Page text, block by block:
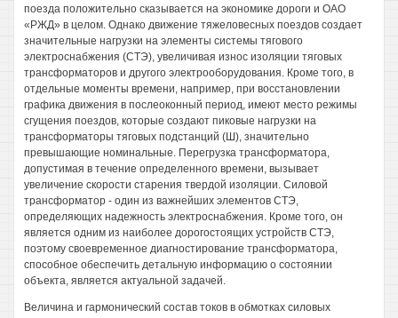
поезда положительно сказывается на экономике дороги и ОАО
«РЖД» в целом. Однако движение тяжеловесных поездов создает
значительные нагрузки на элементы системы тягового
электроснабжения (СТЭ), увеличивая износ изоляции тяговых
трансформаторов и другого электрооборудования. Кроме того, в
отдельные моменты времени, например, при восстановлении
графика движения в послеоконный период, имеют место режимы
сгущения поездов, которые создают пиковые нагрузки на
трансформаторы тяговых подстанций (Ш), значительно
превышающие номинальные. Перегрузка трансформатора,
допустимая в течение определенного времени, вызывает
увеличение скорости старения твердой изоляции. Силовой
трансформатор - один из важнейших элементов СТЭ,
определяющих надежность электроснабжения. Кроме того, он
является одним из наиболее дорогостоящих устройств СТЭ,
поэтому своевременное диагностирование трансформатора,
способное обеспечить детальную информацию о состоянии
объекта, является актуальной задачей.
Величина и гармонический состав токов в обмотках силовых